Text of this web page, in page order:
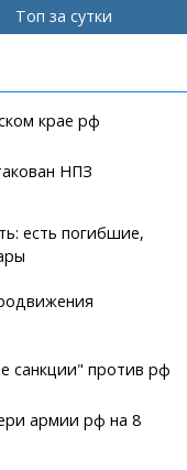
Топ за сутки
крае рф
НПЗ
есть погибшие,
санкции" против рф
армии рф на 8